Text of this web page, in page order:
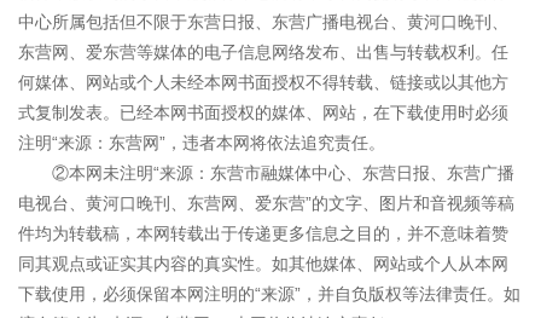
中心所属包括但不限于东营日报、东营广播电视台、黄河口晚刊、
东营网、爱东营等媒体的电子信息网络发布、出售与转载权利。任
何媒体、网站或个人未经本网书面授权不得转载、链接或以其他方
式复制发表。已经本网书面授权的媒体、网站，在下载使用时必须
注明“来源：东营网”，违者本网将依法追究责任。
②本网未注明“来源：东营市融媒体中心、东营日报、东营广播
电视台、黄河口晚刊、东营网、爱东营”的文字、图片和音视频等稿
件均为转载稿，本网转载出于传递更多信息之目的，并不意味着赞
同其观点或证实其内容的真实性。如其他媒体、网站或个人从本网
下载使用，必须保留本网注明的“来源”，并自负版权等法律责任。如